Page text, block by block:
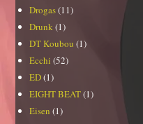
Drogas(11)
Drunk (1)
DT Koubou (1)
Ecchi (52)
ED(1)
EIGHT BEAT(1)
Eisen (1)